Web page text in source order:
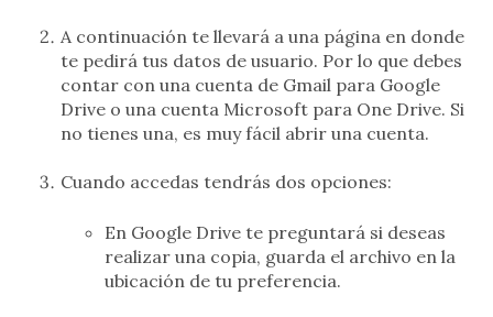
A continuación te llevará a una página en donde
te pedirá tus datos de usuario. Por lo que debes
contar con una cuenta de Gmail para Google
Drive o una cuenta Microsoft para One Drive. Si
no tienes una, es muy fácil abrir una cuenta.
Cuando accedas tendrás dos opciones:
En Google Drive te preguntará si deseas
realizar una copia, guarda el archivo en la
ubicación de tu preferencia.